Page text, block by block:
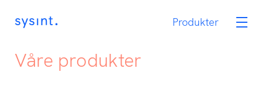
Produkter
Tjenester
Karriere
Våre produkter